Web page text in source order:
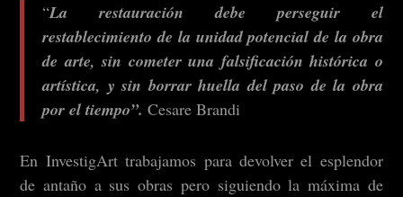
“La restauración debe perseguir el
restablecimiento de la unidad potencial de la obra
de arte, sin cometer una falsificación histórica o
artística, y sin borrar huella del paso de la obra
por el tiempo”.Cesare Brandi
En InvestigArt trabajamos para devolver el esplendor
de antaño a sus obras pero siguiendo la máxima de